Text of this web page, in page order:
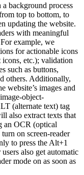
a background process
top to bottom, to
updating the website.
with meaningful
example, we
for actionable icons
icons, etc.); validation
such as buttons,
others. Additionally,
website’s images and
object-
(alternate text) tag
also extract texts that
an OCR (optical
on screen-reader
to press the Alt+1
also get automatic
mode on as soon as